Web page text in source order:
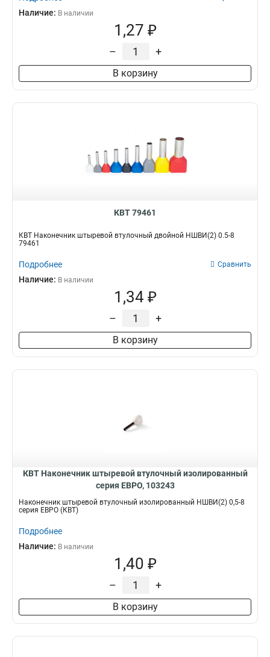
Наличие: В наличии
1,27 ₽
– +
В корзину
КВТ 79461
КВТ Наконечник штыревой втулочный двойной НШВИ(2) 0.5-8
79461
Подробнее Сравнить
Наличие: В наличии
1,34 ₽
– +
В корзину
КВТ Наконечник штыревой втулочный изолированный
серия ЕВРО, 103243
Наконечник штыревой втулочный изолированный НШВИ(2) 0,5-8
серия ЕВРО (КВТ)
Подробнее
Наличие: В наличии
1,40 ₽
– +
В корзину